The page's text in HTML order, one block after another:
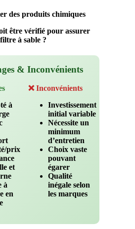
des produits chimiques
être vérifié pour assurer
à sable ?
& Inconvénients
à
prix
et
à
en
❌ Inconvénients
Investissement
initial variable
Nécessite un
minimum
d’entretien
Choix vaste
pouvant
égarer
Qualité
inégale selon
les marques